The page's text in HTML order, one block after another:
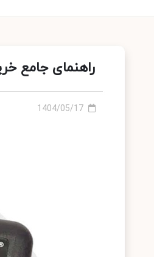
راهنمای جامع
1404/05/17